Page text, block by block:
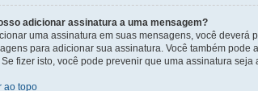
adicionar assinatura a uma mensagem?
uma assinatura em suas mensagens, você
para adicionar sua assinatura. Você também
fizer isto, você pode prevenir que uma assinatura
ao topo